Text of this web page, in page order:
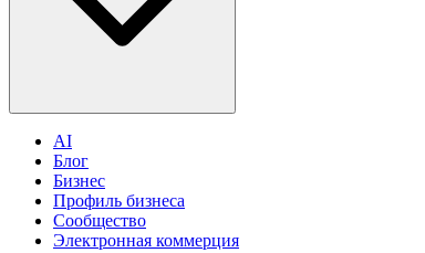
AI
Блог
Бизнес
Профиль бизнеса
Сообщество
Электронная коммерция